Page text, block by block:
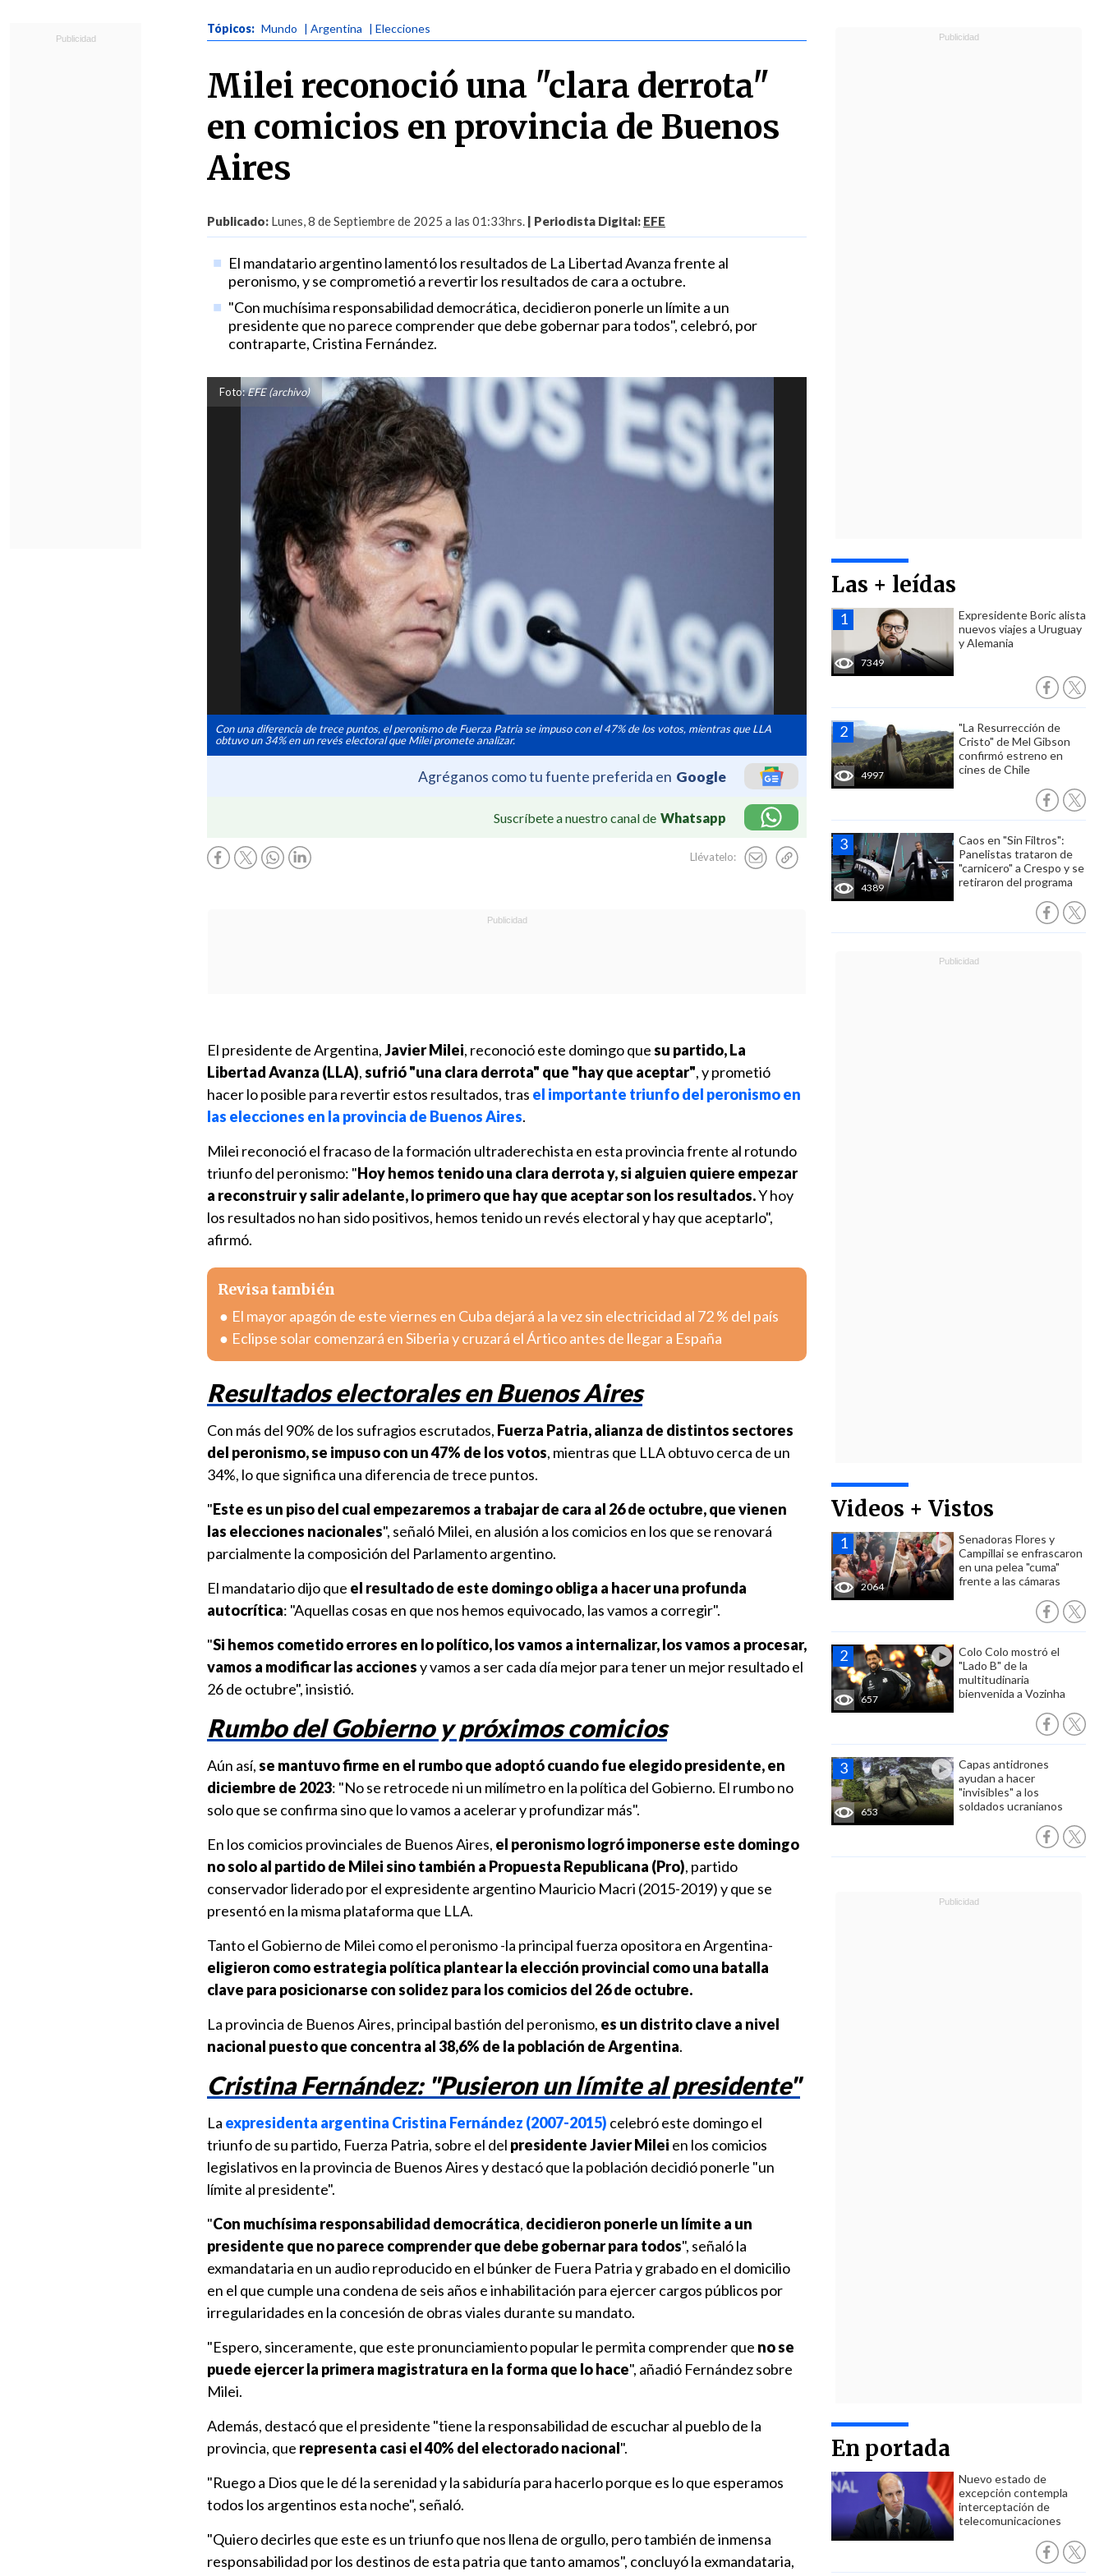
Tópicos: Mundo | Argentina | Elecciones
Milei reconoció una "clara derrota"
en comicios en provincia de Buenos
Aires
Publicado: Lunes, 8 de Septiembre de 2025 a las 01:33hrs. | Periodista Digital: EFE
El mandatario argentino lamentó los resultados de La Libertad Avanza frente al
peronismo, y se comprometió a revertir los resultados de cara a octubre.
"Con muchísima responsabilidad democrática, decidieron ponerle un límite a un
presidente que no parece comprender que debe gobernar para todos", celebró, por
contraparte, Cristina Fernández.
Foto:EFE (archivo)
Con una diferencia de trece puntos, el peronismo de Fuerza Patria se impuso con el 47% de los votos, mientras que LLA
obtuvo un 34% en un revés electoral que Milei promete analizar.
Agréganos como tu fuente preferida en Google
Suscríbete a nuestro canal de Whatsapp
Llévatelo:
Las + leídas
7349
Expresidente Boric alista
nuevos viajes a Uruguay
y Alemania
4997
"La Resurrección de
Cristo" de Mel Gibson
confirmó estreno en
cines de Chile
4389
Caos en "Sin Filtros":
Panelistas trataron de
"carnicero" a Crespo y se
retiraron del programa
Videos + Vistos
2064
Senadoras Flores y
Campillai se enfrascaron
en una pelea "cuma"
frente a las cámaras
657
Colo Colo mostró el
"Lado B" de la
multitudinaria
bienvenida a Vozinha
653
Capas antidrones
ayudan a hacer
"invisibles" a los
soldados ucranianos
En portada
Nuevo estado de
excepción contempla
interceptación de
telecomunicaciones
El presidente de Argentina,Javier Milei, reconoció este domingo quesu partido, La
Libertad Avanza (LLA),sufrió "una clara derrota" que "hay que aceptar", y prometió
hacer lo posible para revertir estos resultados, tras el importante triunfo del peronismo en
las elecciones en la provincia de Buenos Aires.
Milei reconoció el fracaso de la formación ultraderechista en esta provincia frente al rotundo
triunfo del peronismo: "Hoy hemos tenido una clara derrota y, si alguien quiere empezar
a reconstruir y salir adelante, lo primero que hay que aceptar son los resultados.Y hoy
los resultados no han sido positivos, hemos tenido un revés electoral y hay que aceptarlo",
afirmó.
Revisa también
El mayor apagón de este viernes en Cuba dejará a la vez sin electricidad al 72 % del país
Eclipse solar comenzará en Siberia y cruzará el Ártico antes de llegar a España
Resultados electorales en Buenos Aires
Con más del 90% de los sufragios escrutados, Fuerza Patria, alianza de distintos sectores
del peronismo, se impuso con un 47% de los votos, mientras que LLA obtuvo cerca de un
34%, lo que significa una diferencia de trece puntos.
"Este es un piso del cual empezaremos a trabajar de cara al 26 de octubre, que vienen
las elecciones nacionales", señaló Milei, en alusión a los comicios en los que se renovará
parcialmente la composición del Parlamento argentino.
El mandatario dijo que el resultado de este domingo obliga a hacer una profunda
autocrítica: "Aquellas cosas en que nos hemos equivocado, las vamos a corregir".
"Si hemos cometido errores en lo político, los vamos a internalizar, los vamos a procesar,
vamos a modificar las accionesy vamos a ser cada día mejor para tener un mejor resultado el
26 de octubre", insistió.
Rumbo del Gobierno y próximos comicios
Aún así,se mantuvo firme en el rumbo que adoptó cuando fue elegido presidente, en
diciembre de 2023: "No se retrocede ni un milímetro en la política del Gobierno. El rumbo no
solo que se confirma sino que lo vamos a acelerar y profundizar más".
En los comicios provinciales de Buenos Aires, el peronismo logró imponerse este domingo
no solo al partido de Milei sino también a Propuesta Republicana (Pro), partido
conservador liderado por el expresidente argentino Mauricio Macri (2015-2019) y que se
presentó en la misma plataforma que LLA.
Tanto el Gobierno de Milei como el peronismo -la principal fuerza opositora en Argentina-
eligieron como estrategia política plantear la elección provincial como una batalla
clave para posicionarse con solidez para los comicios del 26 de octubre.
La provincia de Buenos Aires, principal bastión del peronismo, es un distrito clave a nivel
nacional puesto que concentra al 38,6% de la población de Argentina.
Cristina Fernández: "Pusieron un límite al presidente"
La expresidenta argentina Cristina Fernández (2007-2015) celebró este domingo el
triunfo de su partido, Fuerza Patria, sobre el del presidente Javier Milei en los comicios
legislativos en la provincia de Buenos Aires y destacó que la población decidió ponerle "un
límite al presidente".
"Con muchísima responsabilidad democrática, decidieron ponerle un límite a un
presidente que no parece comprender que debe gobernar para todos", señaló la
exmandataria en un audio reproducido en el búnker de Fuera Patria y grabado en el domicilio
en el que cumple una condena de seis años e inhabilitación para ejercer cargos públicos por
irregularidades en la concesión de obras viales durante su mandato.
"Espero, sinceramente, que este pronunciamiento popular le permita comprender que no se
puede ejercer la primera magistratura en la forma que lo hace", añadió Fernández sobre
Milei.
Además, destacó que el presidente "tiene la responsabilidad de escuchar al pueblo de la
provincia, que representa casi el 40% del electorado nacional".
"Ruego a Dios que le dé la serenidad y la sabiduría para hacerlo porque es lo que esperamos
todos los argentinos esta noche", señaló.
"Quiero decirles que este es un triunfo que nos llena de orgullo, pero también de inmensa
responsabilidad por los destinos de esta patria que tanto amamos", concluyó la exmandataria,